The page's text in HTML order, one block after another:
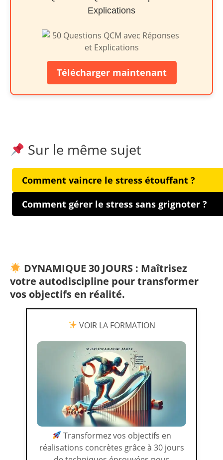
Explications
Télécharger maintenant
Sur le même sujet
Comment vaincre le stress étouffant ?
Comment gérer le stress sans grignoter ?
DYNAMIQUE 30 JOURS : Maîtrisez
votre autodiscipline pour transformer
vos objectifs en réalité.
VOIR LA FORMATION
Transformez vos objectifs en
réalisations concrètes grâce à 30 jours